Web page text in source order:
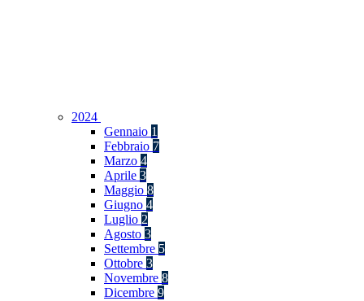
2024
Gennaio 1
Febbraio 7
Marzo 4
Aprile 3
Maggio 8
Giugno 4
Luglio 2
Agosto 3
Settembre 5
Ottobre 3
Novembre 8
Dicembre 9